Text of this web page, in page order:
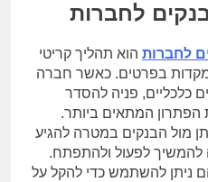
לחברות
לחברות הוא תהליך קריטי
בפרטים. כאשר חברה
כלכליים, פניה להסדר
הפתרון המתאים ביותר.
מול הבנקים במטרה להגיע
לפעול ולהתפתח.
ניתן להשתמש כדי להקל על